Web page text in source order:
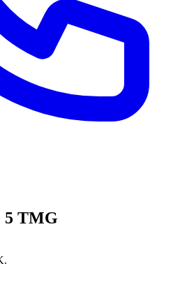
5 TMG